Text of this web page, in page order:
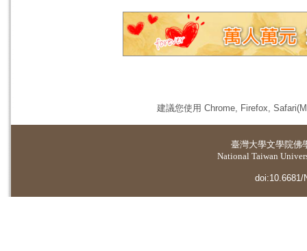
建議您使用 Chrome, Firefox,
臺灣大學文學院佛
National Taiwan
doi:10.6681/